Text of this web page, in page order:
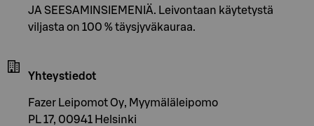
JA SEESAMINSIEMENIÄ. Leivontaan käytetystä
viljasta on 100 % täysjyväkauraa.
Yhteystiedot
Fazer Leipomot Oy, Myymäläleipomo
PL 17, 00941 Helsinki